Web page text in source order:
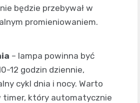
będzie przebywał w
promieniowaniem.
– lampa powinna być
12 godzin dziennie,
cykl dnia i nocy. Warto
timer, który automatycznie